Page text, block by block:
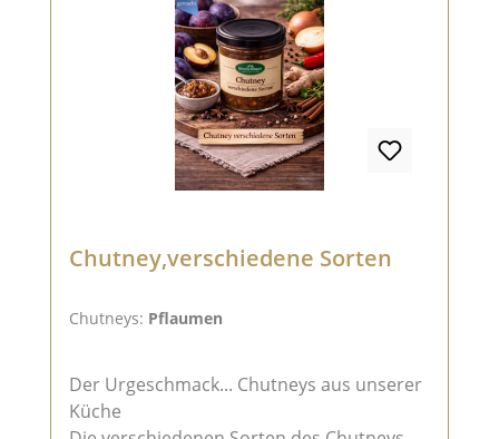
Chutney,verschiedene Sorten
Chutneys: Pflaumen
Der Urgeschmack... Chutneys aus unserer
Küche